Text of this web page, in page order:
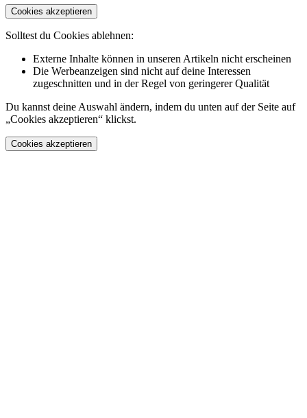
Cookies akzeptieren
Solltest du Cookies ablehnen:
Externe Inhalte können in unseren Artikeln nicht erscheinen
Die Werbeanzeigen sind nicht auf deine Interessen
zugeschnitten und in der Regel von geringerer Qualität
Du kannst deine Auswahl ändern, indem du unten auf der Seite auf
„Cookies akzeptieren“ klickst.
Cookies akzeptieren